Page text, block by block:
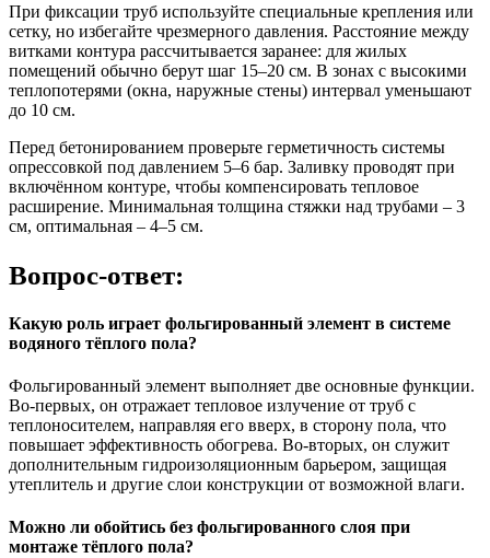
При фиксации труб используйте специальные крепления или
сетку, но избегайте чрезмерного давления. Расстояние между
витками контура рассчитывается заранее: для жилых
помещений обычно берут шаг 15–20 см. В зонах с высокими
теплопотерями (окна, наружные стены) интервал уменьшают
до 10 см.
Перед бетонированием проверьте герметичность системы
опрессовкой под давлением 5–6 бар. Заливку проводят при
включённом контуре, чтобы компенсировать тепловое
расширение. Минимальная толщина стяжки над трубами – 3
см, оптимальная – 4–5 см.
Вопрос-ответ:
Какую роль играет фольгированный элемент в системе
водяного тёплого пола?
Фольгированный элемент выполняет две основные функции.
Во-первых, он отражает тепловое излучение от труб с
теплоносителем, направляя его вверх, в сторону пола, что
повышает эффективность обогрева. Во-вторых, он служит
дополнительным гидроизоляционным барьером, защищая
утеплитель и другие слои конструкции от возможной влаги.
Можно ли обойтись без фольгированного слоя при
монтаже тёплого пола?